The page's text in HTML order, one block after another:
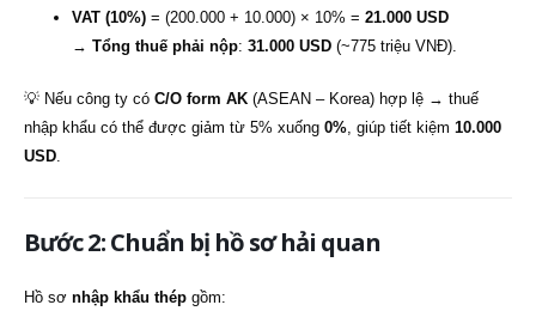
VAT (10%) = (200.000 + 10.000) × 10% = 21.000 USD
→ Tổng thuế phải nộp: 31.000 USD (~775 triệu VNĐ).
💡 Nếu công ty có C/O form AK (ASEAN – Korea) hợp lệ → thuế
nhập khẩu có thể được giảm từ 5% xuống 0% , giúp tiết kiệm 10.000
USD
Bước 2: Chuẩn bị hồ sơ hải quan
Hồ sơ nhập khẩu thép gồm: